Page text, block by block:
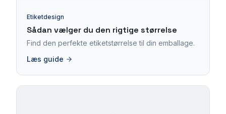
Etiketdesign
Sådan vælger du den rigtige størrelse
Find den perfekte etiketstørrelse til din emballage.
Læs guide